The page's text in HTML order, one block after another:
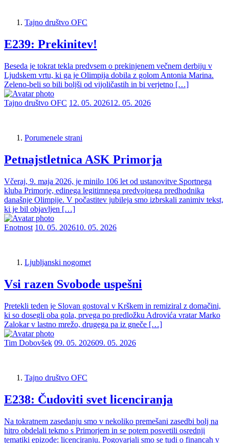
Tajno društvo OFC
E239: Prekinitev!
Beseda je tokrat tekla predvsem o prekinjenem večnem derbiju v
Ljudskem vrtu, ki ga je Olimpija dobila z golom Antonia Marina.
Zeleno-beli so bili boljši od vijoličastih in bi verjetno […]
Tajno društvo OFC 12. 05. 202612. 05. 2026
Porumenele strani
Petnajstletnica ASK Primorja
Včeraj, 9. maja 2026, je minilo 106 let od ustanovitve Sportnega
kluba Primorje, edinega legitimnega predvojnega predhodnika
današnje Olimpije. V počastitev jubileja smo izbrskali zanimiv tekst,
ki je bil objavljen […]
Enotnost 10. 05. 202610. 05. 2026
Ljubljanski nogomet
Vsi razen Svobode uspešni
Pretekli teden je Slovan gostoval v Krškem in remiziral z domačini,
ki so dosegli oba gola, prvega po predložku Adrovića vratar Marko
Zalokar v lastno mrežo, drugega pa iz gneče […]
Tim Dobovšek 09. 05. 202609. 05. 2026
Tajno društvo OFC
E238: Čudoviti svet licenciranja
Na tokratnem zasedanju smo v nekoliko premešani zasedbi bolj na
hitro obdelali tekmo s Primorjem in se potem posvetili osrednji
tematiki epizode: licenciranju. Pogovarjali smo se tudi o financah v